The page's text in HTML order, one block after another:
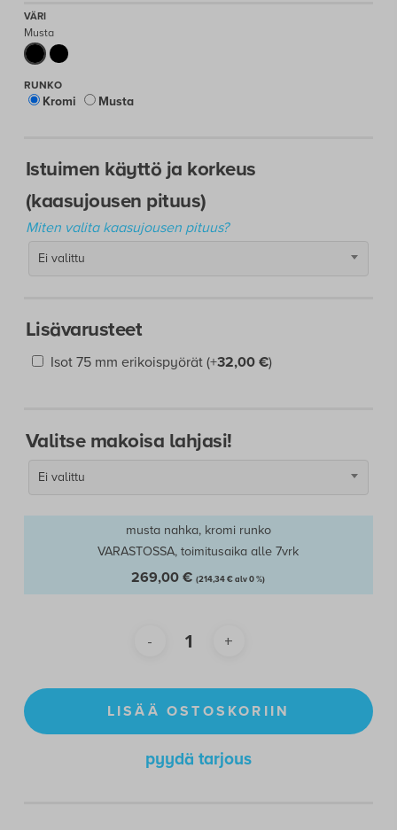
Musta
Kromi Musta
Istuimen käyttö ja korkeus
(kaasujousen pituus)
Miten valita kaasujousen pituus?
Ei valittu
Lisävarusteet
Isot 75 mm erikoispyörät (+32,00 €)
Valitse makoisa lahjasi!
Ei valittu
musta nahka, kromi runko
VARASTOSSA, toimitusaika alle 7vrk
269,00€ (214,34€alv 0 %)
LISÄÄ OSTOSKORIIN
pyydä tarjous